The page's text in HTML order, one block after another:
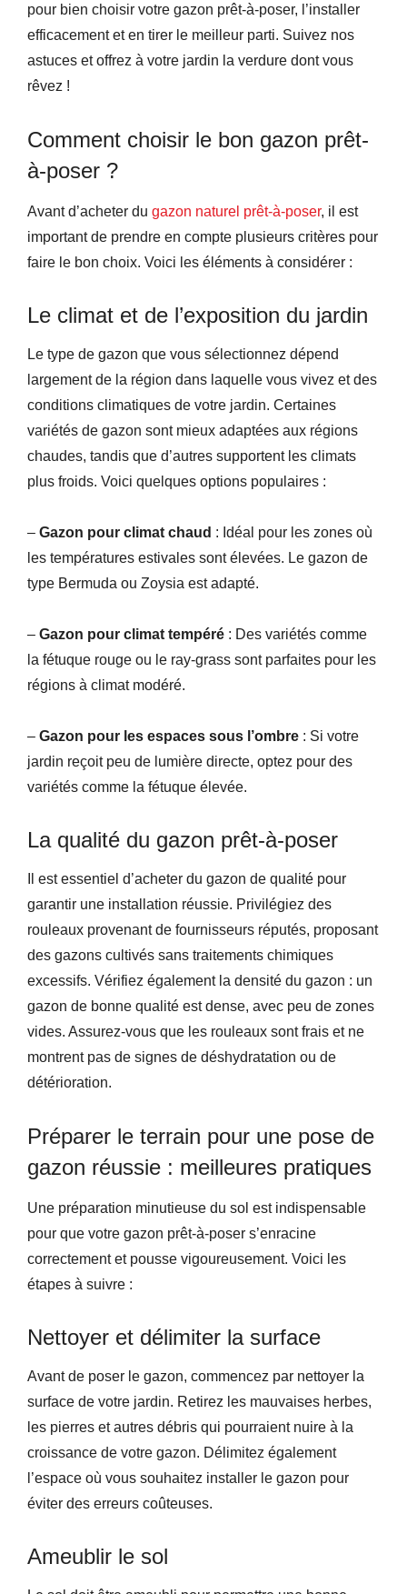
pour bien choisir votre gazon prêt-à-poser, l’installer
efficacement et en tirer le meilleur parti. Suivez nos
astuces et offrez à votre jardin la verdure dont vous
rêvez !
Comment choisir le bon gazon prêt-
à-poser ?
Avant d’acheter du gazon naturel prêt-à-poser, il est
important de prendre en compte plusieurs critères pour
faire le bon choix. Voici les éléments à considérer :
Le climat et de l’exposition du jardin
Le type de gazon que vous sélectionnez dépend
largement de la région dans laquelle vous vivez et des
conditions climatiques de votre jardin. Certaines
variétés de gazon sont mieux adaptées aux régions
chaudes, tandis que d’autres supportent les climats
plus froids. Voici quelques options populaires :
– Gazon pour climat chaud : Idéal pour les zones où
les températures estivales sont élevées. Le gazon de
type Bermuda ou Zoysia est adapté.
– Gazon pour climat tempéré : Des variétés comme
la fétuque rouge ou le ray-grass sont parfaites pour les
régions à climat modéré.
– Gazon pour les espaces sous l’ombre : Si votre
jardin reçoit peu de lumière directe, optez pour des
variétés comme la fétuque élevée.
La qualité du gazon prêt-à-poser
Il est essentiel d’acheter du gazon de qualité pour
garantir une installation réussie. Privilégiez des
rouleaux provenant de fournisseurs réputés, proposant
des gazons cultivés sans traitements chimiques
excessifs. Vérifiez également la densité du gazon : un
gazon de bonne qualité est dense, avec peu de zones
vides. Assurez-vous que les rouleaux sont frais et ne
montrent pas de signes de déshydratation ou de
détérioration.
Préparer le terrain pour une pose de
gazon réussie : meilleures pratiques
Une préparation minutieuse du sol est indispensable
pour que votre gazon prêt-à-poser s’enracine
correctement et pousse vigoureusement. Voici les
étapes à suivre :
Nettoyer et délimiter la surface
Avant de poser le gazon, commencez par nettoyer la
surface de votre jardin. Retirez les mauvaises herbes,
les pierres et autres débris qui pourraient nuire à la
croissance de votre gazon. Délimitez également
l’espace où vous souhaitez installer le gazon pour
éviter des erreurs coûteuses.
Ameublir le sol